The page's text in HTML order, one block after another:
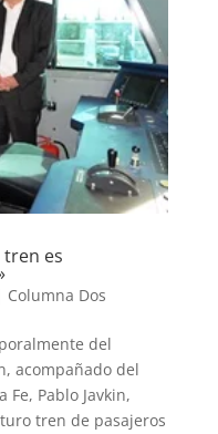
tren es
Columna Dos
del
acompañado del
Fe, Pablo Javkin,
tren de pasajeros